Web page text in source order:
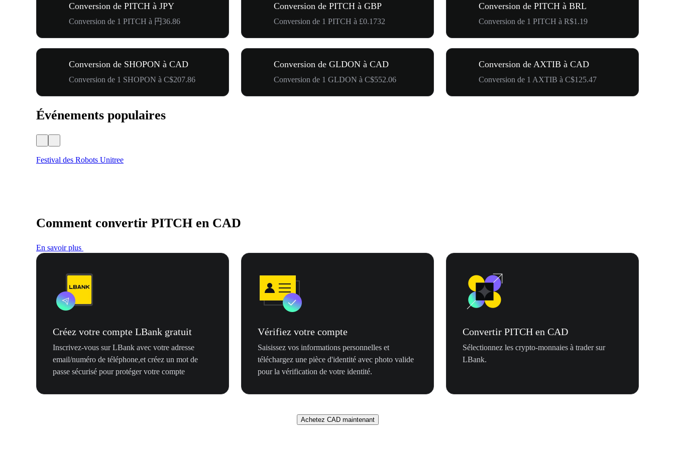
Conversion de PITCH à JPY
Conversion de 1 PITCH à 円36.86
Conversion de PITCH à GBP
Conversion de 1 PITCH à £0.1732
Conversion de PITCH à BRL
Conversion de 1 PITCH à R$1.19
Conversion de SHOPON à CAD
Conversion de 1 SHOPON à C$207.86
Conversion de GLDON à CAD
Conversion de 1 GLDON à C$552.06
Conversion de AXTIB à CAD
Conversion de 1 AXTIB à C$125.47
Événements populaires
Festival des Robots Unitree
Comment convertir PITCH en CAD
En savoir plus
Créez votre compte LBank gratuit
Inscrivez-vous sur LBank avec votre adresse
email/numéro de téléphone,et créez un mot de
passe sécurisé pour protéger votre compte
Vérifiez votre compte
Saisissez vos informations personnelles et
téléchargez une pièce d'identité avec photo valide
pour la vérification de votre identité.
Convertir PITCH en CAD
Sélectionnez les crypto-monnaies à trader sur
LBank.
Achetez CAD maintenant